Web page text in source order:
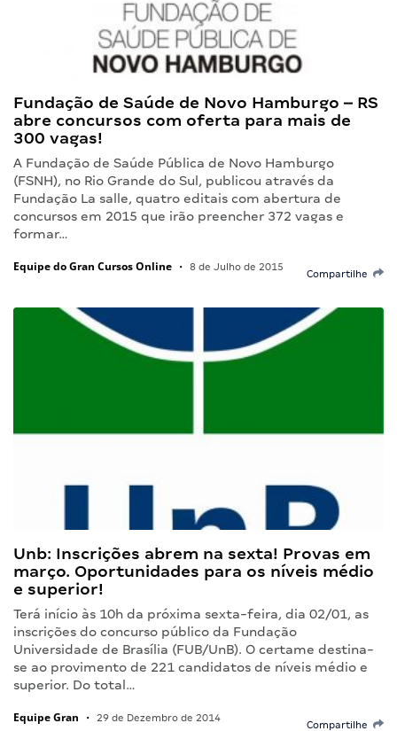
Fundação de Saúde de Novo Hamburgo – RS
abre concursos com oferta para mais de
300 vagas!
A Fundação de Saúde Pública de Novo Hamburgo
(FSNH), no Rio Grande do Sul, publicou através da
Fundação La salle, quatro editais com abertura de
concursos em 2015 que irão preencher 372 vagas e
formar…
Equipe do Gran Cursos Online • 8 de Julho de 2015
Compartilhe
Unb: Inscrições abrem na sexta! Provas em
março. Oportunidades para os níveis médio
e superior!
Terá início às 10h da próxima sexta-feira, dia 02/01, as
inscrições do concurso público da Fundação
Universidade de Brasília (FUB/UnB). O certame destina-
se ao provimento de 221 candidatos de níveis médio e
superior. Do total…
Equipe Gran • 29 de Dezembro de 2014
Compartilhe